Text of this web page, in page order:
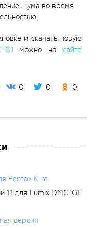
шума во время
и скачать новую
G1 можно на сайте
0 0
0
Pentax K-m
для Lumix DMC-G1
версия